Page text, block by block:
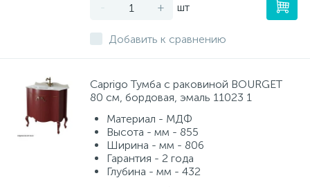
- + шт
Добавить к сравнению
Caprigo Тумба с раковиной BOURGET
80 см, бордовая, эмаль 11023 1
Материал - МДФ
Высота - мм - 855
Ширина - мм - 806
Гарантия - 2 года
Глубина - мм - 432